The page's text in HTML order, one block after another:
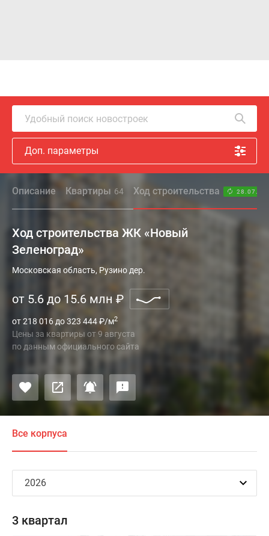
Удобный поиск новостроек
Доп. параметры
Описание Квартиры 64 Ход строительства 28.07.26
Ход строительства ЖК «Новый
Зеленоград»
Московская область, Рузино дер.
от 5.6 до 15.6 млн ₽
от 218 016 до 323 444₽/м2
Цены за квартиры от9 августа
по данным официального сайта
Все корпуса
3 квартал